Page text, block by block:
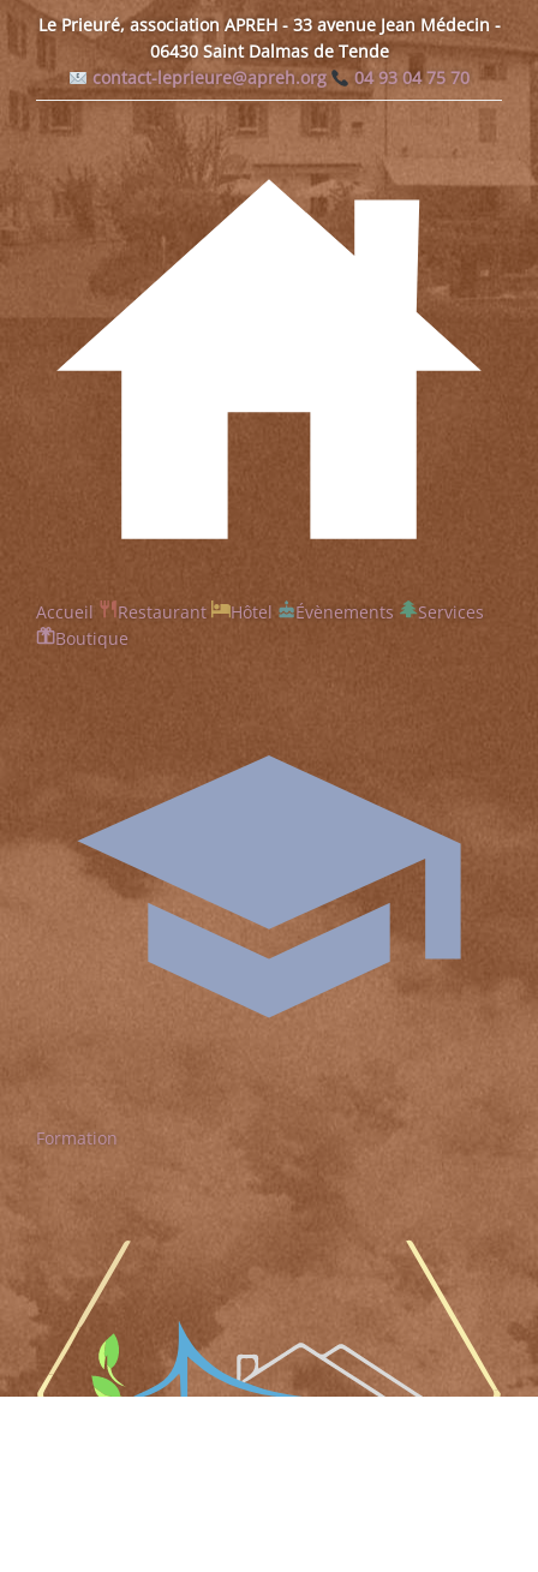
Le Prieuré, association APREH - 33 avenue Jean Médecin -
06430 Saint Dalmas de Tende
contact-leprieure@apreh.org
04 93 04 75 70
Accueil Restaurant Hôtel Évènements
Services
Boutique
Formation